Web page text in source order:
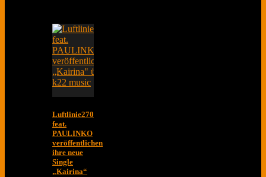
Luftlinie270
feat.
PAULINKO
veröffentlichen
ihre neue
Single
„Kairina“